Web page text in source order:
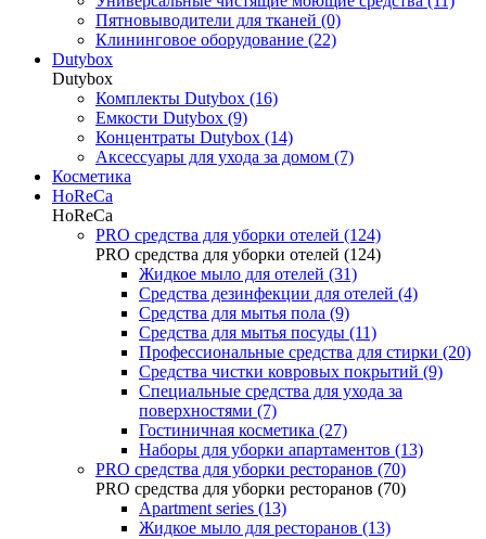
Пятновыводители для тканей (0)
Клининговое оборудование (22)
Dutybox
Dutybox
Комплекты Dutybox (16)
Емкости Dutybox (9)
Концентраты Dutybox (14)
Аксессуары для ухода за домом (7)
Косметика
HoReCa
HoReCa
PRO средства для уборки отелей (124)
PRO средства для уборки отелей (124)
Жидкое мыло для отелей (31)
Средства дезинфекции для отелей (4)
Средства для мытья пола (9)
Средства для мытья посуды (11)
Профессиональные средства для стирки (20)
Средства чистки ковровых покрытий (9)
Специальные средства для ухода за
поверхностями (7)
Гостиничная косметика (27)
Наборы для уборки апартаментов (13)
PRO средства для уборки ресторанов (70)
PRO средства для уборки ресторанов (70)
Apartment series (13)
Жидкое мыло для ресторанов (13)